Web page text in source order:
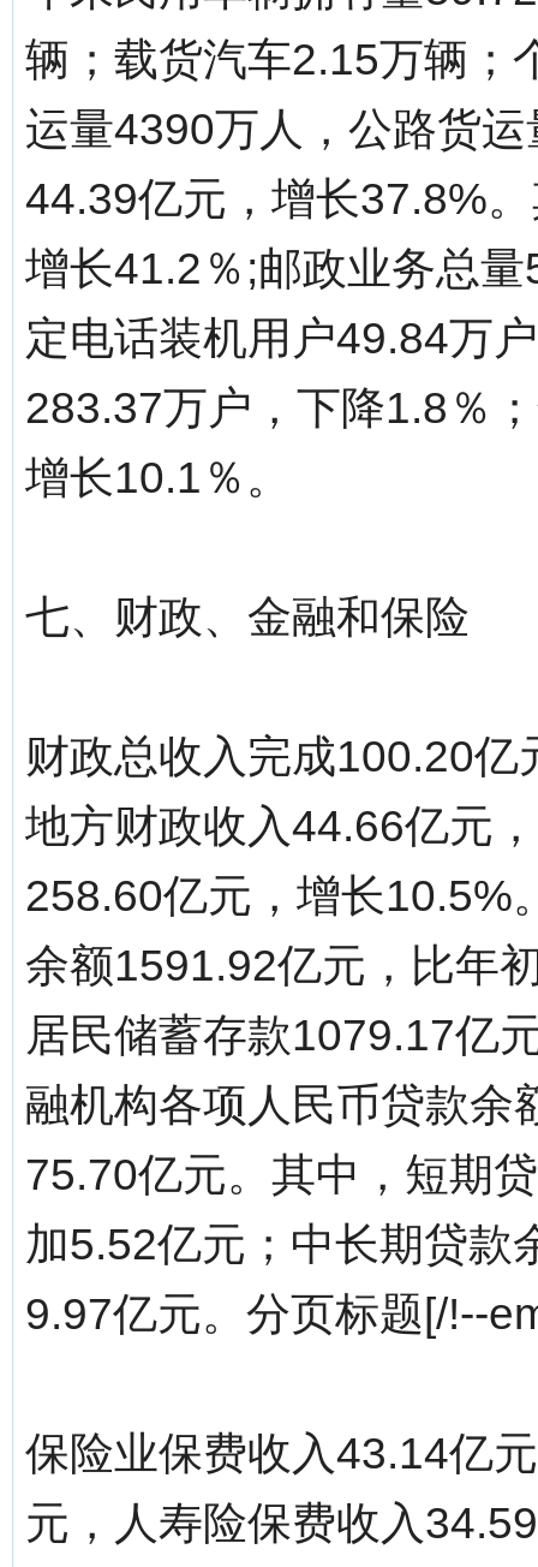
辆；载货汽车2.15万辆；
运量4390万人，公路货
44.39亿元，增长37.8%
增长41.2％;邮政业务总
定电话装机用户49.84万
283.37万户，下降1.8％
增长10.1％。
七、财政、金融和保险
财政总收入完成100.20
地方财政收入44.66亿元
258.60亿元，增长10.5%
余额1591.92亿元，比年
居民储蓄存款1079.17亿
融机构各项人民币贷款余
75.70亿元。其中，短期
加5.52亿元；中长期贷款
9.97亿元。分页标题[/!--
保险业保费收入43.14亿
元，人寿险保费收入